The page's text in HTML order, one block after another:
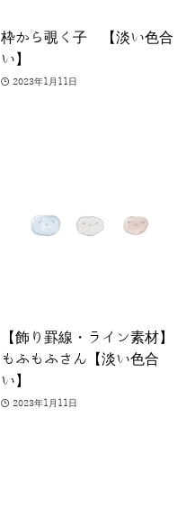
枠から覗く子 【淡い色合
い】
2023年1月11日
【飾り罫線・ライン素材】
もふもふさん【淡い色合
い】
2023年1月11日